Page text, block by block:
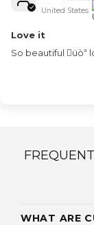
United States
Love it
So beautiful üòª
WHAT ARE